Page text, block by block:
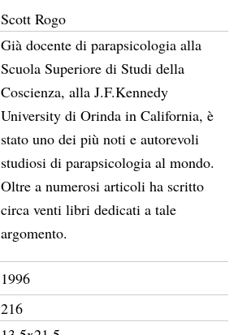
Scott Rogo
Già docente di parapsicologia alla
Scuola Superiore di Studi della
Coscienza, alla J.F.Kennedy
University di Orinda in California, è
stato uno dei più noti e autorevoli
studiosi di parapsicologia al mondo.
Oltre a numerosi articoli ha scritto
circa venti libri dedicati a tale
argomento.
1996
216